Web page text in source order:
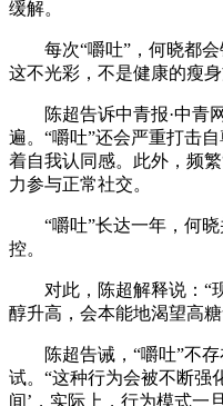
缓解。
每次“嚼吐”，何晓都会
这不光彩，不是健康的瘦身
陈超告诉中青报·中青网
遍。“嚼吐”还会严重打击
着自我认同感。此外，频
力参与正常社交。
“嚼吐”长达一年，何晓
控。
对此，陈超解释说：“
醇升高，会本能地渴望高
陈超告诫，“嚼吐”不存
试。“这种行为会被不断强
间’，实际上，行为模式一